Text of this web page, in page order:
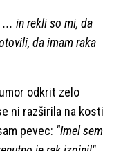
in rekli so mi, da
da imam raka
odkrit zelo
ni razširila na kosti
pevec: "Imel sem